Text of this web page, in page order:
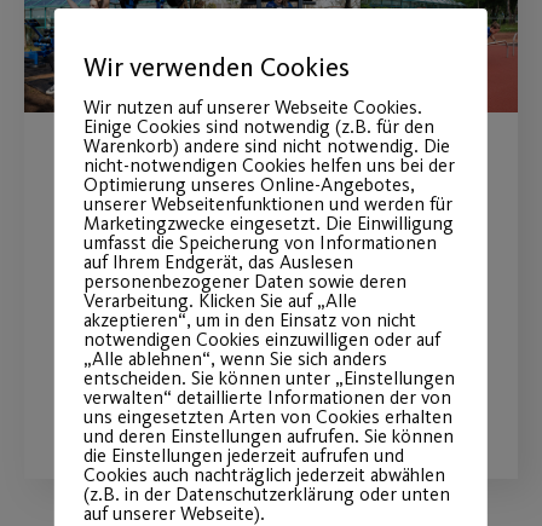
Der perfekte Ort für dein
Fitnesstraining an der
frischen Luft
Neue Betreuungszeiten ab April.
WEITERLESEN
Wir verwenden Cookies
Wir nutzen auf unserer Webseite Cookies.
Einige Cookies sind notwendig (z.B. für den
Warenkorb) andere sind nicht notwendig. Die
nicht-notwendigen Cookies helfen uns bei der
Optimierung unseres Online-Angebotes,
unserer Webseitenfunktionen und werden für
Marketingzwecke eingesetzt. Die Einwilligung
umfasst die Speicherung von Informationen
auf Ihrem Endgerät, das Auslesen
personenbezogener Daten sowie deren
Verarbeitung. Klicken Sie auf „Alle
akzeptieren“, um in den Einsatz von nicht
notwendigen Cookies einzuwilligen oder auf
„Alle ablehnen“, wenn Sie sich anders
entscheiden. Sie können unter „Einstellungen
verwalten“ detaillierte Informationen der von
uns eingesetzten Arten von Cookies erhalten
und deren Einstellungen aufrufen. Sie können
die Einstellungen jederzeit aufrufen und
Cookies auch nachträglich jederzeit abwählen
(z.B. in der Datenschutzerklärung oder unten
auf unserer Webseite).